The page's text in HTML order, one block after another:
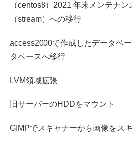
（centos8）2021 年末メンテナン
（stream）への移行
access2000で作成したデータベ
タベースへ移行
LVM領域拡張
旧サーバーのHDDをマウント
GIMPでスキャナーから画像をス